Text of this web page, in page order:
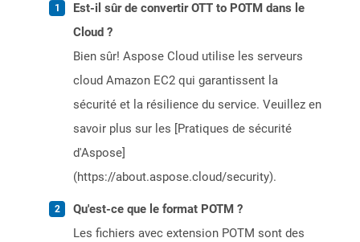
Est-il sûr de convertir OTT to POTM dans le
Cloud ?
Bien sûr! Aspose Cloud utilise les serveurs
cloud Amazon EC2 qui garantissent la
sécurité et la résilience du service. Veuillez en
savoir plus sur les [Pratiques de sécurité
d'Aspose]
(https://about.aspose.cloud/security).
Qu'est-ce que le format POTM ?
Les fichiers avec extension POTM sont des